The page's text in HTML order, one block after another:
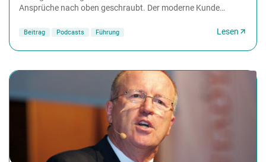
Ansprüche nach oben geschraubt. Der moderne Kunde
Beitrag Podcasts Führung Lesen